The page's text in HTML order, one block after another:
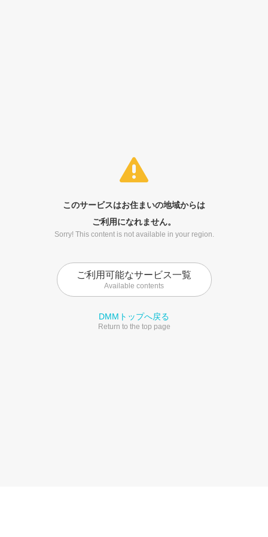
このサービスはお住まいの地域からは
ご利用になれません。
Sorry! This content is not available in your region.
ご利用可能なサービス一覧
Available contents
DMMトップへ戻る
Return to the top page